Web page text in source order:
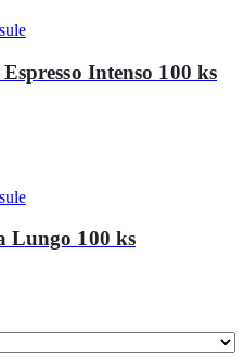
Intenso 100 ks
Lungo 100 ks